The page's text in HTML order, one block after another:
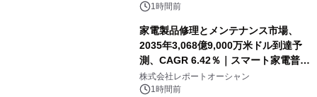
おり、予測期間（2026年～2036年）
1時間前
家電製品修理とメンテナンス市場、
2035年3,068億9,000万米ドル到達予
測、CAGR 6.42％｜スマート家電普
及・循環型経済・メンテナンス需要拡
大が成長を加速
株式会社レポートオーシャン
1時間前